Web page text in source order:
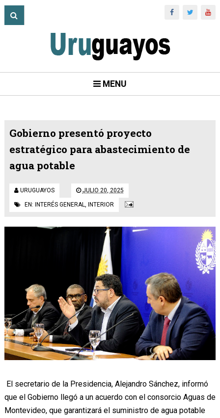
MENU
Gobierno presentó proyecto
estratégico para abastecimiento de
agua potable
URUGUAYOS JULIO 20, 2025
EN: INTERÉS GENERAL, INTERIOR
El secretario de la Presidencia, Alejandro Sánchez, informó
que el Gobierno llegó a un acuerdo con el consorcio Aguas de
Montevideo, que garantizará el suministro de agua potable